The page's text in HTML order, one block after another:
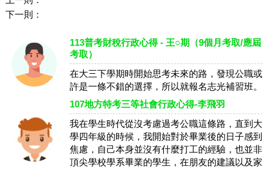
下一則：
113普考財稅行政心得 - 王○期（9個月考取/應屆
考取）
在大三下學期時開始思考未來的路，發現公職或
許是一條不錯的選擇，所以就報名志光補習班。
107地方特考三等社會行政心得-李飛羽
我在學生時代從沒考慮過考公職這條路，直到大
學四年級的時候，我開始對於畢業後的日子感到
焦慮，自己本身並沒有什麼打工的經驗，也並非
頂尖學校學系畢業的學生，在朋友的建議以及家